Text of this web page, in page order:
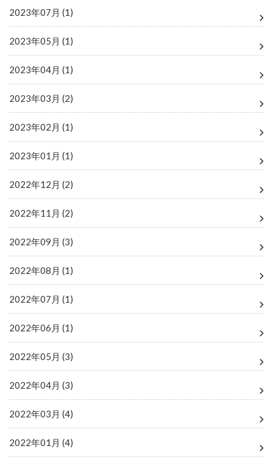
2023年07月 (1)
2023年05月 (1)
2023年04月 (1)
2023年03月 (2)
2023年02月 (1)
2023年01月 (1)
2022年12月 (2)
2022年11月 (2)
2022年09月 (3)
2022年08月 (1)
2022年07月 (1)
2022年06月 (1)
2022年05月 (3)
2022年04月 (3)
2022年03月 (4)
2022年01月 (4)